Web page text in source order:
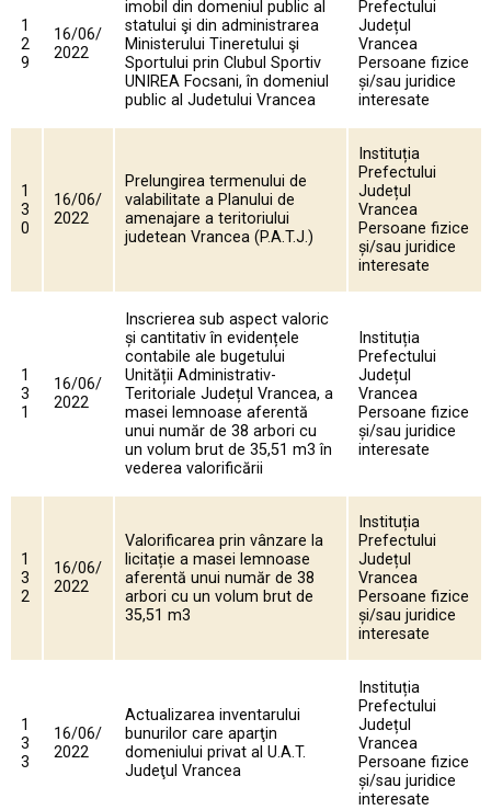
1
2
9
16/06/
2022
imobil din domeniul public al
statului şi din administrarea
Ministerului Tineretului şi
Sportului prin Clubul Sportiv
UNIREA Focsani, în domeniul
public al Judetului Vrancea
Prefectului
Județul
Vrancea
Persoane fizice
și/sau juridice
interesate
1
3
0
16/06/
2022
Prelungirea termenului de
valabilitate a Planului de
amenajare a teritoriului
judetean Vrancea (P.A.T.J.)
Instituția
Prefectului
Județul
Vrancea
Persoane fizice
și/sau juridice
interesate
1
3
1
16/06/
2022
Inscrierea sub aspect valoric
și cantitativ în evidențele
contabile ale bugetului
Unității Administrativ-
Teritoriale Județul Vrancea, a
masei lemnoase aferentă
unui număr de 38 arbori cu
un volum brut de 35,51 m3 în
vederea valorificării
Instituția
Prefectului
Județul
Vrancea
Persoane fizice
și/sau juridice
interesate
1
3
2
16/06/
2022
Valorificarea prin vânzare la
licitație a masei lemnoase
aferentă unui număr de 38
arbori cu un volum brut de
35,51 m3
Instituția
Prefectului
Județul
Vrancea
Persoane fizice
și/sau juridice
interesate
1
3
3
16/06/
2022
Actualizarea inventarului
bunurilor care aparţin
domeniului privat al U.A.T.
Judeţul Vrancea
Instituția
Prefectului
Județul
Vrancea
Persoane fizice
și/sau juridice
interesate